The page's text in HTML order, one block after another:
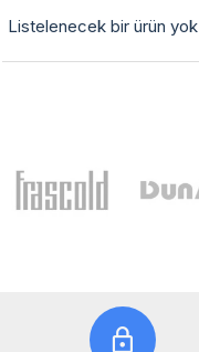
Listelenecek bir ürün yok